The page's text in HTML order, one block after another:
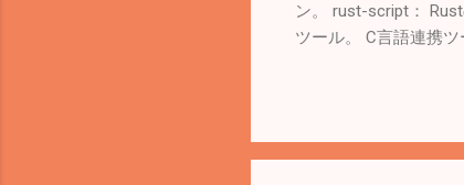
ン。 rust-script：
ツール。 C言語連携
cbindgen： 上記とは
物。通常はインスト